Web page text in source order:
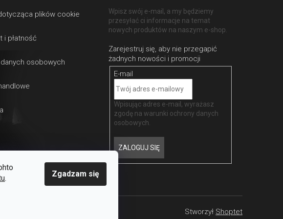
. Zgadzam się
plików cookie
i płatność
osobowych
Wpisz swój e-mail, a my będziemy
przesyłać ci informacje na temat
nowych produktów na naszym e-shop.
E-mail
Wpisując adres e-mail, wyrażasz
zgodę nawarunki ochrony danych
osobowych
ZALOGUJ SIĘ
Stworzył Shoptet